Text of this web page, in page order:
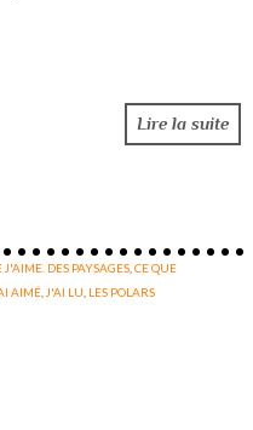
Lire la suite
J'AIME. DES PAYSAGES ,CE QUE
AIMÉ J'AI LU LES POLARS